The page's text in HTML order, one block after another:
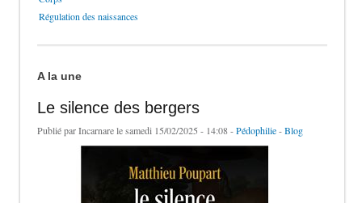
Régulation des naissances
A la une
Le silence des bergers
Publié parIncarnarele samedi 15/02/2025 - 14:08 -Pédophilie-Blog